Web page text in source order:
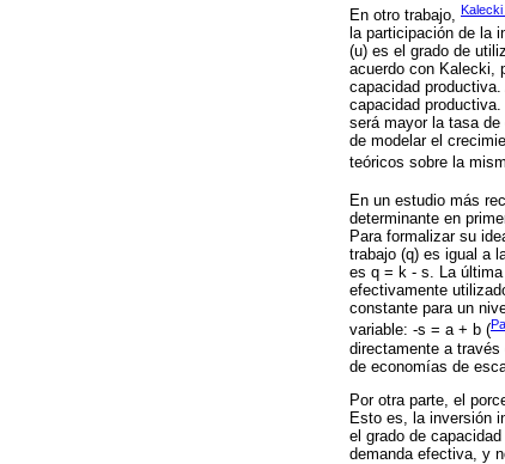
En otro trabajo,
la participación de la
(u) es el grado de
acuerdo con Kalecki,
capacidad
capacidad
será mayor la tasa
de modelar el
teóricos sobre la
En un estudio más
determinante en
Para formalizar su
trabajo (q) es igual a
es q = k - s. La
efectivamente
constante para un
variable: -s = a + b (
directamente a
de economías de
Por otra parte, el
Esto es, la inversión
el grado de
demanda efectiva, y